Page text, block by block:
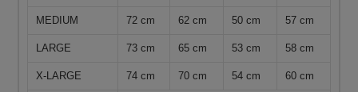
MEDIUM 72 cm 62 cm 50 cm 57 cm
LARGE 73 cm 65 cm 53 cm 58 cm
X-LARGE 74 cm 70 cm 54 cm 60 cm